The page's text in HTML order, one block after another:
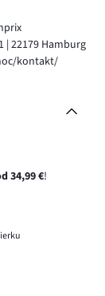
| 22179 Hamburg
kontakt/
34,99 €!